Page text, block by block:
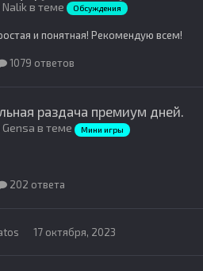
в теме Обсуждения
и понятная! Рекомендую всем!
1079 ответов
раздача премиум дней.
в теме Мини игры
202 ответа
17 октября, 2023